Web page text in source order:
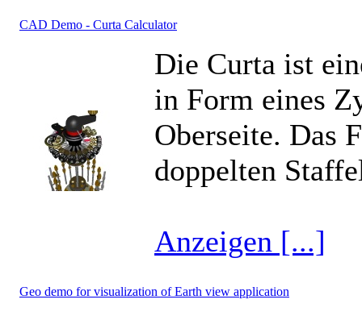
CAD Demo - Curta Calculator
Die Curta ist
in Form eines
Oberseite. Das
doppelten
Anzeigen [...]
Geo demo for visualization of Earth view application